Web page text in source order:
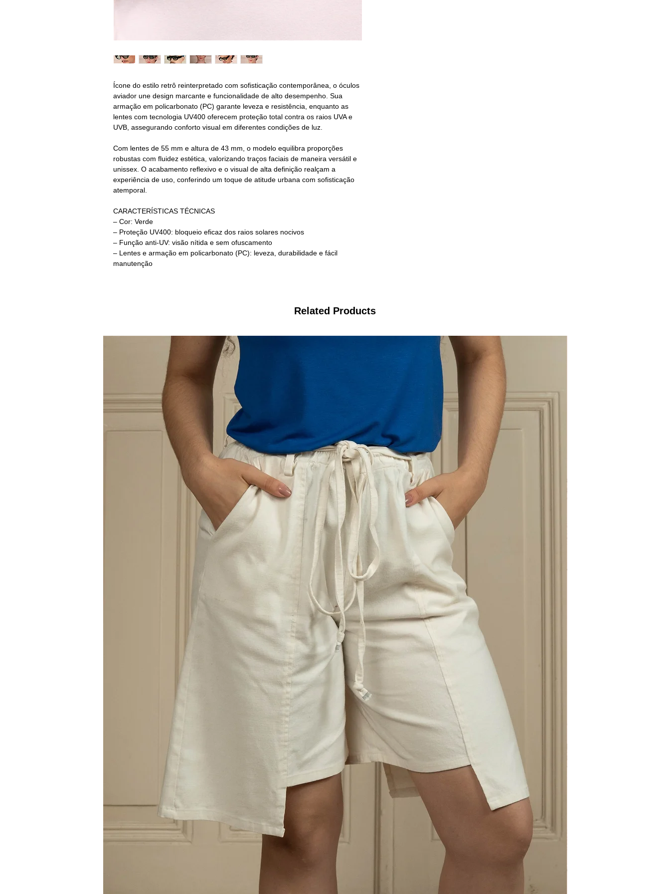
Ícone do estilo retrô reinterpretado com sofisticação contemporânea, o óculos
aviador une design marcante e funcionalidade de alto desempenho. Sua
armação em policarbonato (PC) garante leveza e resistência, enquanto as
lentes com tecnologia UV400 oferecem proteção total contra os raios UVA e
UVB, assegurando conforto visual em diferentes condições de luz.
Com lentes de 55 mm e altura de 43 mm, o modelo equilibra proporções
robustas com fluidez estética, valorizando traços faciais de maneira versátil e
unissex. O acabamento reflexivo e o visual de alta definição realçam a
experiência de uso, conferindo um toque de atitude urbana com sofisticação
atemporal.
CARACTERÍSTICAS TÉCNICAS
– Cor: Verde
– Proteção UV400: bloqueio eficaz dos raios solares nocivos
– Função anti-UV: visão nítida e sem ofuscamento
– Lentes e armação em policarbonato (PC): leveza, durabilidade e fácil
manutenção
Related Products